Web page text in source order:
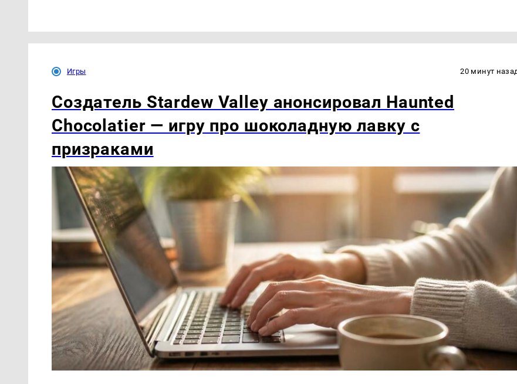
Игры 20 минут
Создатель Stardew Valley анонсировал Haunted
Chocolatier — игру про шоколадную лавку с
призраками